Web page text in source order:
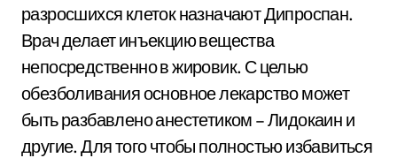
разросшихся клеток назначают Дипроспан.
Врач делает инъекцию вещества
непосредственно в жировик. С целью
обезболивания основное лекарство может
быть разбавлено анестетиком – Лидокаин и
другие. Для того чтобы полностью избавиться